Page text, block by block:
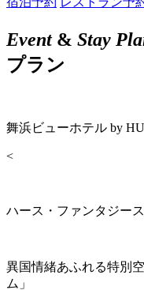
Event& Stay
プラン
舞浜ビューホテル by
<
ハース・ファンタジー
異国情緒あふれる特別
ム」